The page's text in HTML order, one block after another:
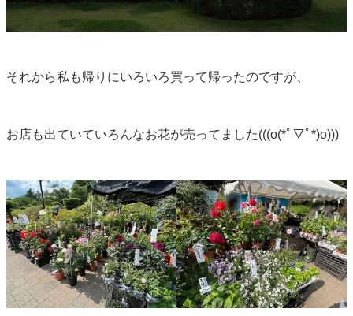
それから私も帰りにいろいろ買って帰ったのですが、
お店も出ていていろんなお花が売ってました(((o(*ﾟ▽ﾟ*)o)))